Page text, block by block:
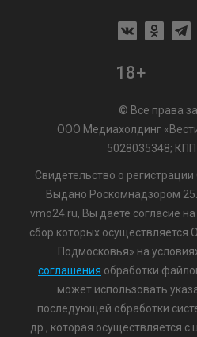
18+
© Все права
ООО Медиахолдинг
5028035348;
Свидетельство о
Выдано Роскомнадзором
vmo24.ru, Вы даете согласие
сбор которых
Подмосковья» на
соглашения обработки
может использовать
последующей обработки
др., которая осуществляется